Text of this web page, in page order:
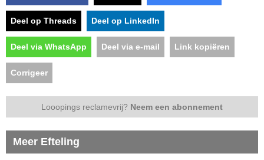
Deel op Threads Deel op LinkedIn
Deel via WhatsApp Deel via e-mail Link kopiëren
Corrigeer
Looopings reclamevrij? Neem een abonnement
Meer Efteling